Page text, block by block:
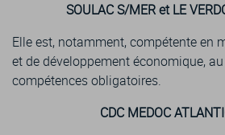
SOULAC S/MER et LE
Elle est, notamment, compétente en
et de développement économique,
compétences obligatoires.
CDC MEDOC